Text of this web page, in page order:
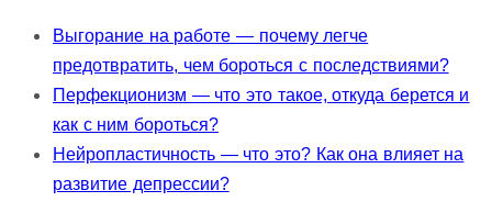
Выгорание на работе — почему легче
предотвратить, чем бороться с последствиями?
Перфекционизм — что это такое, откуда берется и
как с ним бороться?
Нейропластичность — что это? Как она влияет на
развитие депрессии?